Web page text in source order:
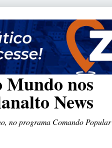
Mundo nos
News
no programa Comando Popular